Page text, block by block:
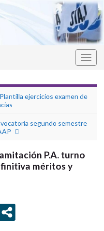
ejercicios examen de
segundo semestre
P.A. turno
méritos y